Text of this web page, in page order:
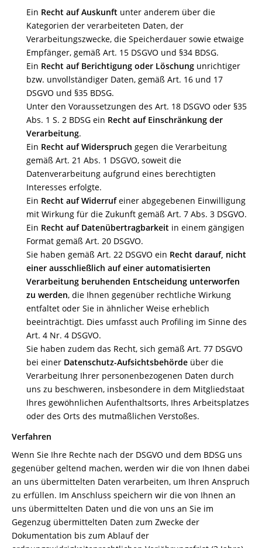
Ein Recht auf Auskunft unter anderem über die
Kategorien der verarbeiteten Daten, der
Verarbeitungszwecke, die Speicherdauer sowie etwaige
Empfänger, gemäß Art. 15 DSGVO und §34 BDSG.
Ein Recht auf Berichtigung oder Löschung unrichtiger
bzw. unvollständiger Daten, gemäß Art. 16 und 17
DSGVO und §35 BDSG.
Unter den Voraussetzungen des Art. 18 DSGVO oder §35
Abs. 1 S. 2 BDSG ein Recht auf Einschränkung der
Verarbeitung.
Ein Recht auf Widerspruch gegen die Verarbeitung
gemäß Art. 21 Abs. 1 DSGVO, soweit die
Datenverarbeitung aufgrund eines berechtigten
Interesses erfolgte.
Ein Recht auf Widerrufeiner abgegebenen Einwilligung
mit Wirkung für die Zukunft gemäß Art. 7 Abs. 3 DSGVO.
Ein Recht auf Datenübertragbarkeit in einem gängigen
Format gemäß Art. 20 DSGVO.
Sie haben gemäß Art. 22 DSGVO ein Recht darauf, nicht
einer ausschließlich auf einer automatisierten
Verarbeitung beruhenden Entscheidung unterworfen
zu werden, die Ihnen gegenüber rechtliche Wirkung
entfaltet oder Sie in ähnlicher Weise erheblich
beeinträchtigt. Dies umfasst auch Profiling im Sinne des
Art. 4 Nr. 4 DSGVO.
Sie haben zudem das Recht, sich gemäß Art. 77 DSGVO
bei einer Datenschutz-Aufsichtsbehörde über die
Verarbeitung Ihrer personenbezogenen Daten durch
uns zu beschweren, insbesondere in dem Mitgliedstaat
Ihres gewöhnlichen Aufenthaltsorts, Ihres Arbeitsplatzes
oder des Orts des mutmaßlichen Verstoßes.
Verfahren
Wenn Sie Ihre Rechte nach der DSGVO und dem BDSG uns
gegenüber geltend machen, werden wir die von Ihnen dabei
an uns übermittelten Daten verarbeiten, um Ihren Anspruch
zu erfüllen. Im Anschluss speichern wir die von Ihnen an
uns übermittelten Daten und die von uns an Sie im
Gegenzug übermittelten Daten zum Zwecke der
Dokumentation bis zum Ablauf der